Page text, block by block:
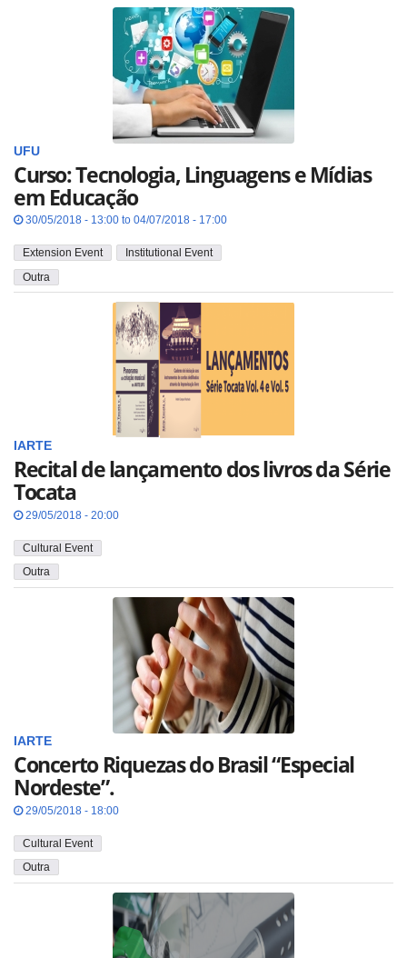
UFU
Curso: Tecnologia, Linguagens e Mídias
em Educação
30/05/2018 - 13:00 to 04/07/2018 - 17:00
Extension Event
Institutional Event
Outra
IARTE
Recital de lançamento dos livros da Série
Tocata
29/05/2018 - 20:00
Cultural Event
Outra
IARTE
Concerto Riquezas do Brasil “Especial
Nordeste”.
29/05/2018 - 18:00
Cultural Event
Outra